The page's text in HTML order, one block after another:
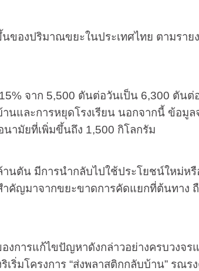
ของปริมาณขยะในประเทศไทย ตามราย
จาก 5,500 ตันต่อวันเป็น 6,300 ตันต่
นและการหยุดโรงเรียน นอกจากนี้ ข้อมูล
นามัยที่เพิ่มขึ้นถึง 1,500 กิโลกรัม
นตัน มีการนำกลับไปใช้ประโยชน์ใหม่หรื
ำคัญมาจากขยะขาดการคัดแยกที่ต้นทาง ถื
การแก้ไขปัญหาดังกล่าวอย่างครบวงจร
ริ่มโครงการ “ส่งพลาสติกกลับบ้าน” รณร